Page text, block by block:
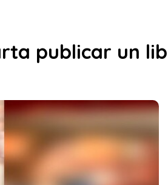
publicar un